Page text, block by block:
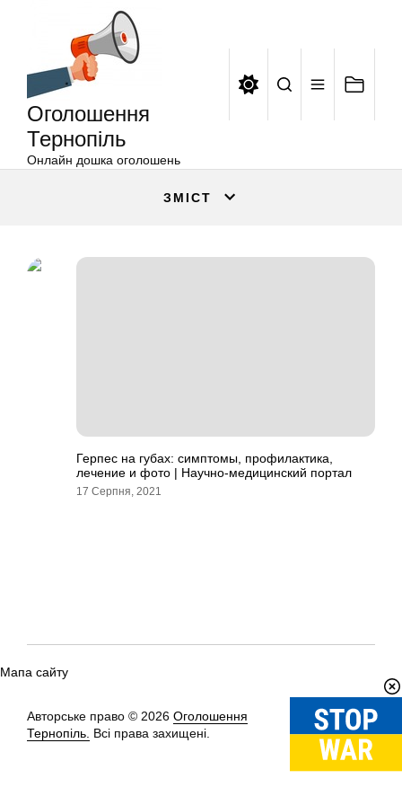
Оголошення
Тернопіль
Онлайн дошка оголошень
ЗМІСТ
Герпес на губах: симптомы, профилактика,
лечение и фото | Научно-медицинский портал
17 Серпня, 2021
Мапа сайту
Авторське право © 2026 Оголошення
Тернопіль. Всі права захищені.
Вгору↑